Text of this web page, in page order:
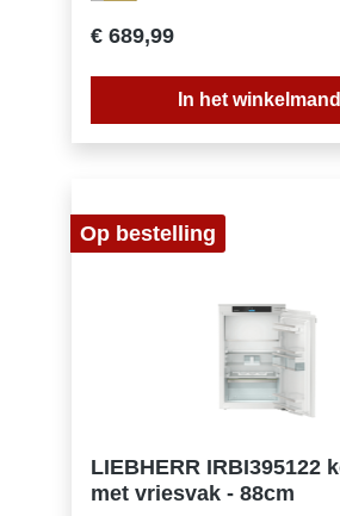
Kleur: wit Verlichting: LED
€ 689,99
In het
Op bestelling
LIEBHERR IRBI395122
met vriesvak - 88cm